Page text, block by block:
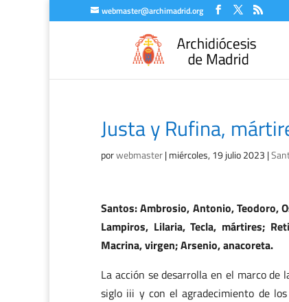
webmaster@archimadrid.org
Justa y Rufina,
porwebmaster|miércoles, 19 julio 2023 |
Santos: Ambrosio, Antonio, Teodoro,
Lampiros, Lilaria, Tecla, mártires;
Macrina, virgen; Arsenio, anacoreta.
La acción se desarrolla en el marco de
siglo iii y con el agradecimiento de